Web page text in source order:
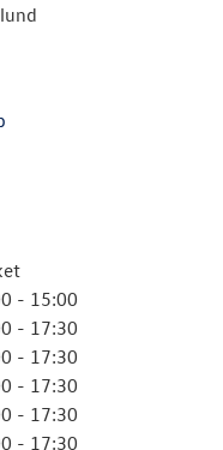
- 15:00
- 17:30
- 17:30
- 17:30
- 17:30
- 17:30